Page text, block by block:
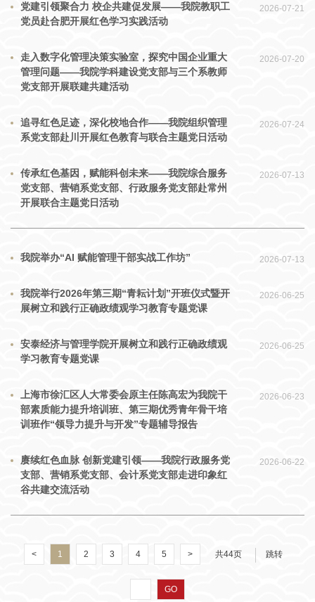
之冠的悲壮历史，对革命先辈浴血奋战的英勇精神有了更为直观和深刻
的认识。此次红色教育不仅是一次深刻的精神洗礼，更是一次生动的爱
共建聚合力，学科交融启新程此次四川之行，支部一行与
党建引领聚合力 校企共建促发展——我院教职工
党员赴合肥开展红色学习实践活动
2026-07-21
走入数字化管理决策实验室，探究中国企业重大
管理问题——我院学科建设党支部与三个系教师
党支部开展联建共建活动
2026-07-20
追寻红色足迹，深化校地合作——我院组织管理
系党支部赴川开展红色教育与联合主题党日活动
2026-07-24
传承红色基因，赋能科创未来——我院综合服务
党支部、营销系党支部、行政服务党支部赴常州
开展联合主题党日活动
2026-07-13
我院举办“AI 赋能管理干部实战工作坊” 2026-07-13
我院举行2026年第三期“青耘计划”开班仪式暨开
展树立和践行正确政绩观学习教育专题党课
2026-06-25
安泰经济与管理学院开展树立和践行正确政绩观
学习教育专题党课
2026-06-25
上海市徐汇区人大常委会原主任陈高宏为我院干
部素质能力提升培训班、第三期优秀青年骨干培
训班作“领导力提升与开发”专题辅导报告
2026-06-23
赓续红色血脉 创新党建引领——我院行政服务党
支部、营销系党支部、会计系党支部走进印象红
谷共建交流活动
2026-06-22
< 1 2 3 4 5 > 共44页 跳转
GO